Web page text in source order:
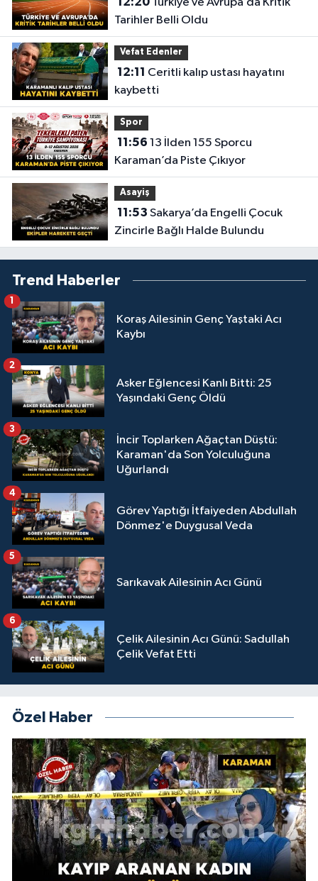
Türkiye ve Avrupa’da Kritik
Tarihler Belli Oldu
Vefat Edenler
12:11
kaybetti
Spor
11:56
Karaman’da Piste Çıkıyor
Asayiş
11:53
Zincirle Bağlı Halde Bulundu
Trend Haberler
Koraş Ailesinin Genç Yaştaki Acı
Kaybı
1
Asker Eğlencesi Kanlı Bitti: 25
Yaşındaki Genç Öldü
2
İncir Toplarken Ağaçtan Düştü:
Karaman'da Son Yolculuğuna
Uğurlandı
3
Görev Yaptığı İtfaiyeden Abdullah
Dönmez'e Duygusal Veda
4
Sarıkavak Ailesinin Acı Günü
5
Çelik Ailesinin Acı Günü: Sadullah
Çelik Vefat Etti
6
Özel Haber